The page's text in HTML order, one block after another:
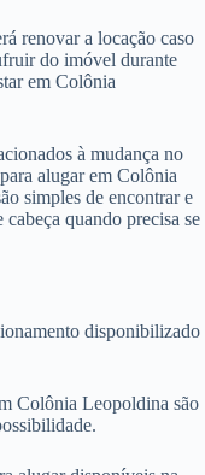
renovar a locação caso
do imóvel durante
em Colônia
à mudança no
alugar em Colônia
simples de encontrar e
quando precisa se
disponibilizado
Colônia Leopoldina são